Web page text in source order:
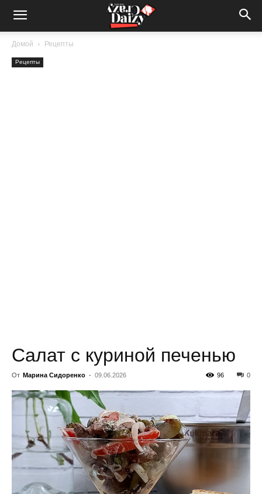
Crazy-
Daizy
Домой Рецепты
Рецепты
Салат с куриной печенью
От Марина Сидоренко - 09.06.2026 0
96